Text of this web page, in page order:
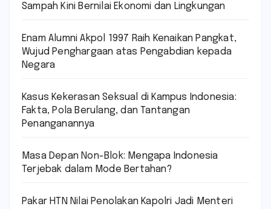
Sampah Kini Bernilai Ekonomi dan Lingkungan
Enam Alumni Akpol 1997 Raih Kenaikan Pangkat,
Wujud Penghargaan atas Pengabdian kepada
Negara
Kasus Kekerasan Seksual di Kampus Indonesia:
Fakta, Pola Berulang, dan Tantangan
Penanganannya
Masa Depan Non-Blok: Mengapa Indonesia
Terjebak dalam Mode Bertahan?
Pakar HTN Nilai Penolakan Kapolri Jadi Menteri